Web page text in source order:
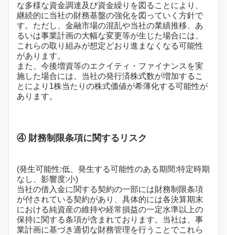
な多様な資金調達及び資金繰りを図ることにより、
継続的に当社の財務基盤の強化を図っていく方針で
す。ただし、金融市場の混乱や当社の業績推移、あ
るいは事業計画の大幅な変更等が生じた場合には、
これらの取り組みが想定どおり進まなくなる可能性
があります。
また、今後増資等のエクイティ・ファイナンスを実
施した場合には、当社の発行済株式数が増加するこ
とにより1株当たりの株式価値が希薄化する可能性が
あります。
④ 財務制限条項に関するリスク
(発生可能性:低、発生する可能性のある期間:特定時期
なし、影響度:小)
当社の借入金に関する契約の一部には財務制限条項
が付されている契約があり、具体的には各決算期末
における純資産の維持や経常損益の一定水準以上の
保持に関する条項が含まれております。当社は、事
業計画に基づき適切な財務管理を行うことでこれら